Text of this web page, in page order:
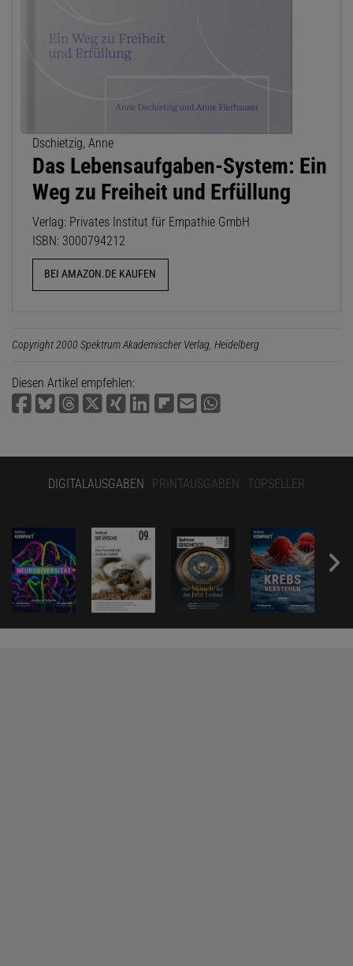
Dschietzig, Anne
Das Lebensaufgaben-System: Ein
Weg zu Freiheit und Erfüllung
Verlag: Privates Institut für Empathie GmbH
ISBN: 3000794212
BEI AMAZON.DE KAUFEN
Copyright 2000 Spektrum Akademischer Verlag, Heidelberg
Diesen Artikel empfehlen:
DIGITALAUSGABEN PRINTAUSGABEN TOPSELLER